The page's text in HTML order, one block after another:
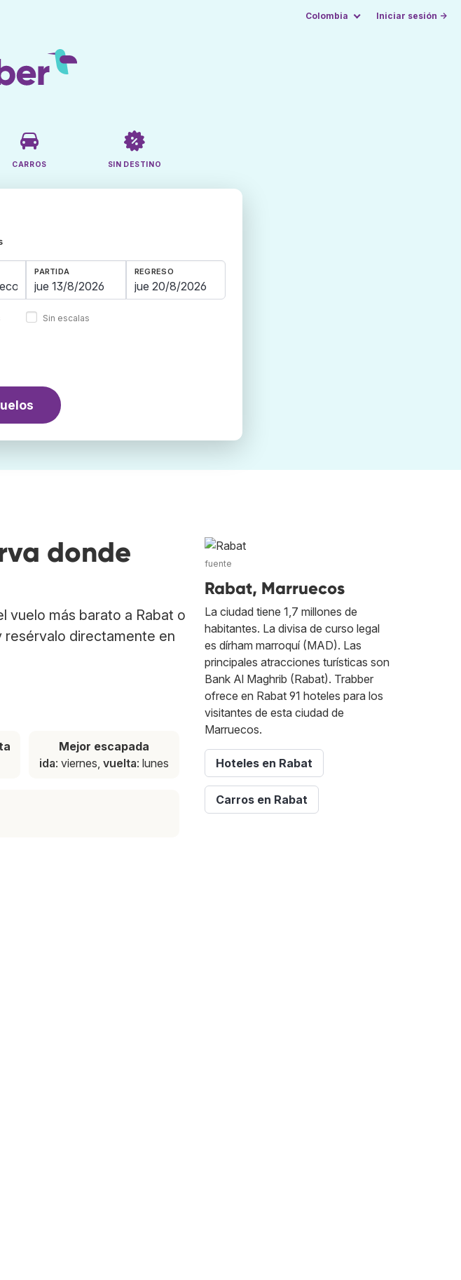
Colombia Iniciar sesión →
CARROS SIN DESTINO
PARTIDA REGRESO
Sin escalas
donde
vuelo más barato a Rabat o
resérvalo directamente en
Mejor escapada
ida: viernes,vuelta: lunes
fuente
Rabat, Marruecos
La ciudad tiene 1,7 millones de
habitantes. La divisa de curso legal
es dírham marroquí (MAD). Las
principales atracciones turísticas son
Bank Al Maghrib (Rabat). Trabber
ofrece en Rabat 91 hoteles para los
visitantes de esta ciudad de
Marruecos.
Hoteles en Rabat
Carros en Rabat